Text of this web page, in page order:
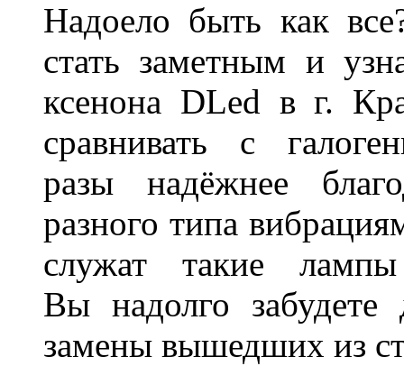
Надоело быть как
стать заметным и
ксенона DLed в г.
сравнивать с
разы надёжнее
разного типа
служат такие
Вы надолго забудете
замены вышедших из